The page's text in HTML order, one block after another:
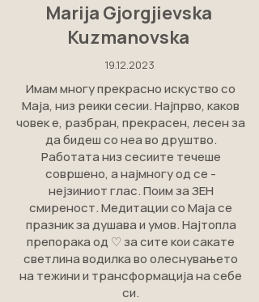
Marija Gjorgjievska
Kuzmanovska
19.12.2023
Имам многу прекрасно искуство со
Маја, низ реики сесии. Најпрво, каков
човек е, разбран, прекрасен, лесен за
да бидеш со неа во друштво.
Работата низ сесиите течеше
совршено, а најмногу од се -
нејзиниот глас. Поим за ЗЕН
смиреност. Медитации со Маја се
празник за душава и умов. Најтопла
препорака од ♡ за сите кои сакате
светлина водилка во олеснувањето
на тежини и трансформација на себе
си.